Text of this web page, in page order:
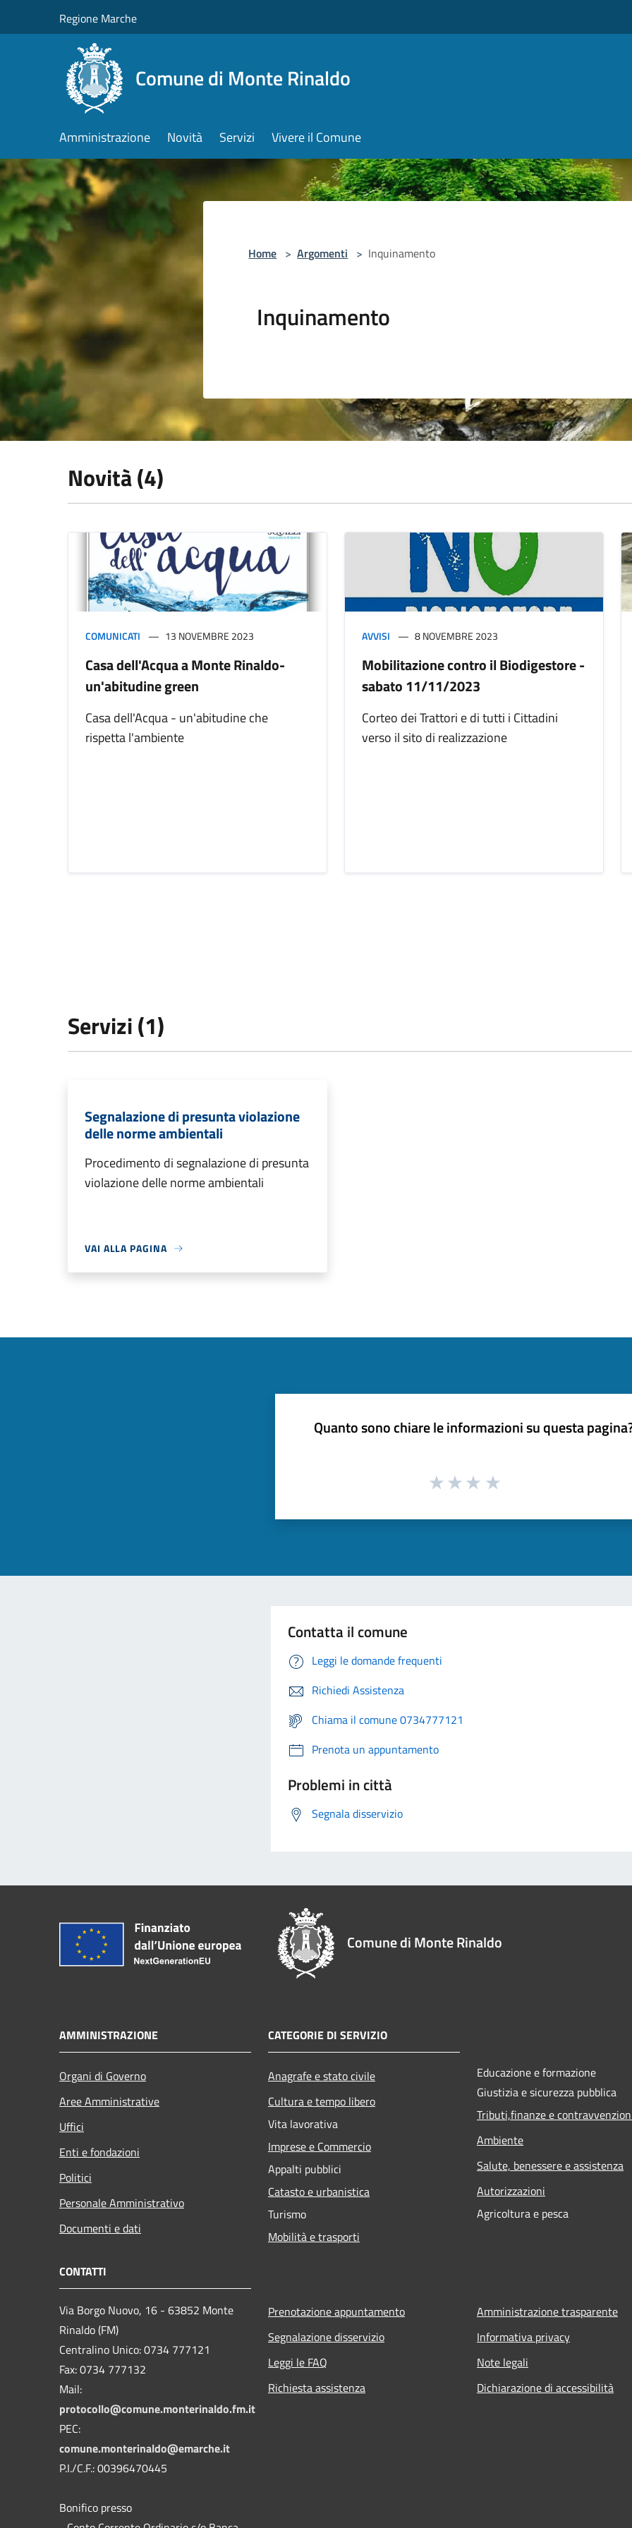
Regione Marche
Comune di Monte Rinaldo
Amministrazione Novità Servizi Vivere il Comune
Home > Argomenti > Inquinamento
Inquinamento
Novità (4)
COMUNICATI 13 NOVEMBRE 2023
Casa dell'Acqua a Monte Rinaldo-
un'abitudine green
Casa dell'Acqua - un'abitudine che
rispetta l'ambiente
AVVISI 8 NOVEMBRE 2023
Mobilitazione contro il Biodigestore -
sabato 11/11/2023
Corteo dei Trattori e di tutti i Cittadini
verso il sito di realizzazione
Servizi (1)
Segnalazione di presunta violazione
delle norme ambientali
Procedimento di segnalazione di presunta
violazione delle norme ambientali
VAI ALLA PAGINA
Quanto sono chiare le informazioni su questa
Contatta il comune
Leggi le domande frequenti
Richiedi Assistenza
Chiama il comune 0734777121
Prenota un appuntamento
Problemi in città
Segnala disservizio
Comune di Monte Rinaldo
AMMINISTRAZIONE
Organi di Governo
Aree Amministrative
Uffici
Enti e fondazioni
Politici
Personale Amministrativo
Documenti e dati
CATEGORIE DI SERVIZIO
Anagrafe e stato civile
Cultura e tempo libero
Vita lavorativa
Imprese e Commercio
Appalti pubblici
Catasto e urbanistica
Turismo
Mobilità e trasporti
Educazione e formazione
Giustizia e sicurezza pubblica
Tributi,finanze e
Ambiente
Salute, benessere e assistenza
Autorizzazioni
Agricoltura e pesca
CONTATTI
Via Borgo Nuovo, 16 - 63852 Monte
Rinaldo (FM)
Centralino Unico: 0734 777121
Fax: 0734 777132
Mail:
protocollo@comune.monterinaldo.fm.it
PEC:
comune.monterinaldo@emarche.it
P.I./C.F.: 00396470445
Bonifico presso
Prenotazione appuntamento
Segnalazione disservizio
Leggi le FAQ
Richiesta assistenza
Amministrazione trasparente
Informativa privacy
Note legali
Dichiarazione di accessibilità